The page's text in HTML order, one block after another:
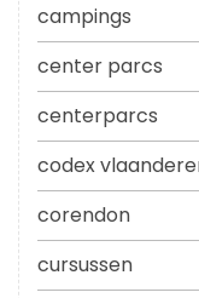
campings
center parcs
centerparcs
codex
corendon
cursussen